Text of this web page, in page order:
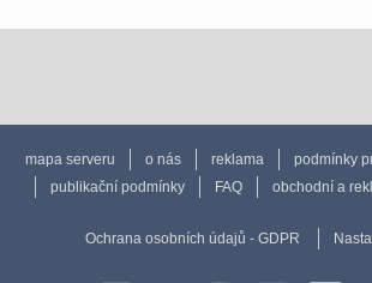
mapa serveru o nás reklama podmínky
publikační podmínky
FAQ obchodní a
Ochrana osobních údajů - GDPR